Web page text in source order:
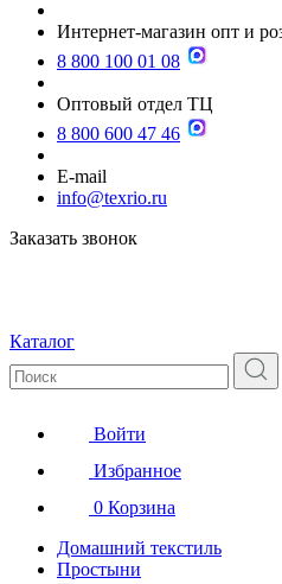
Интернет-магазин опт и
8 800 100 01 08
Оптовый отдел ТЦ
8 800 600 47 46
E-mail
info@texrio.ru
Заказать звонок
Каталог
Войти
Избранное
0 Корзина
Домашний текстиль
Простыни